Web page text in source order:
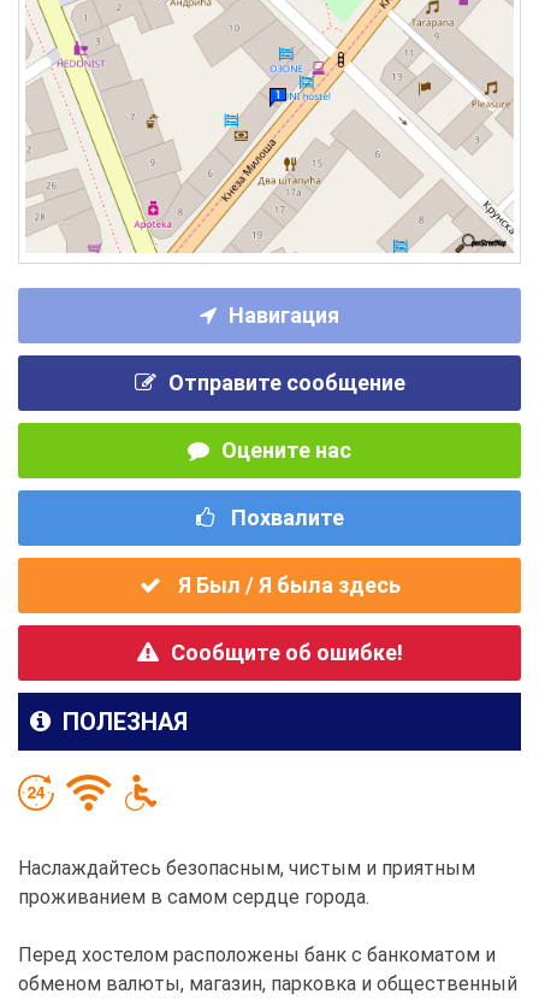
Навигация
Отправите сообщение
Оцените нас
Похвалите
Я Был / Я была здесь
Сообщите об ошибке!
ПОЛЕЗНАЯ
Наслаждайтесь безопасным, чистым и приятным
проживанием в самом сердце города.
Перед хостелом расположены банк с банкоматом и
обменом валюты, магазин, парковка и общественный